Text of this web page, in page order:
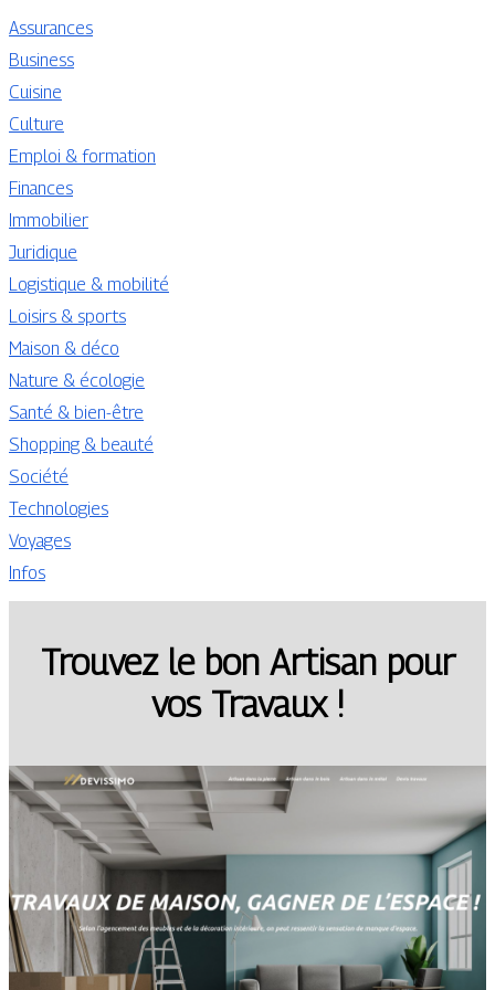
Assurances
Business
Cuisine
Culture
Emploi & formation
Finances
Immobilier
Juridique
Logistique & mobilité
Loisirs & sports
Maison & déco
Nature & écologie
Santé & bien-être
Shopping & beauté
Société
Technologies
Voyages
Infos
Trouvez le bon Artisan pour
vos Travaux !